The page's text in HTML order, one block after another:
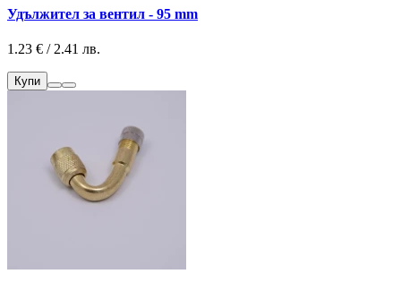
Удължител за вентил - 95 mm
1.23 € / 2.41 лв.
Купи